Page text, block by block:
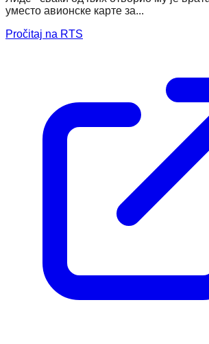
уместо авионске карте за...
Pročitaj na RTS